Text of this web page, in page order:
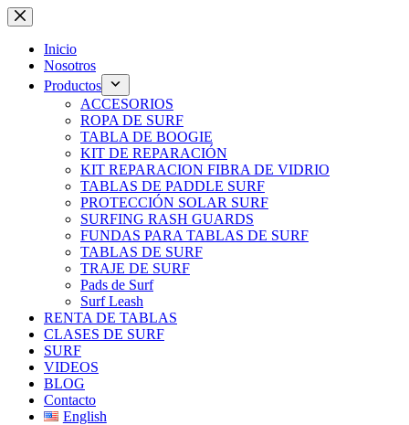
Saltar
al
contenido
Inicio
Nosotros
Productos
ACCESORIOS
ROPA DE SURF
TABLA DE BOOGIE
KIT DE REPARACIÓN
KIT REPARACION FIBRA DE VIDRIO
TABLAS DE PADDLE SURF
PROTECCIÓN SOLAR SURF
SURFING RASH GUARDS
FUNDAS PARA TABLAS DE SURF
TABLAS DE SURF
TRAJE DE SURF
Pads de Surf
Surf Leash
RENTA DE TABLAS
CLASES DE SURF
SURF
VIDEOS
BLOG
Contacto
English